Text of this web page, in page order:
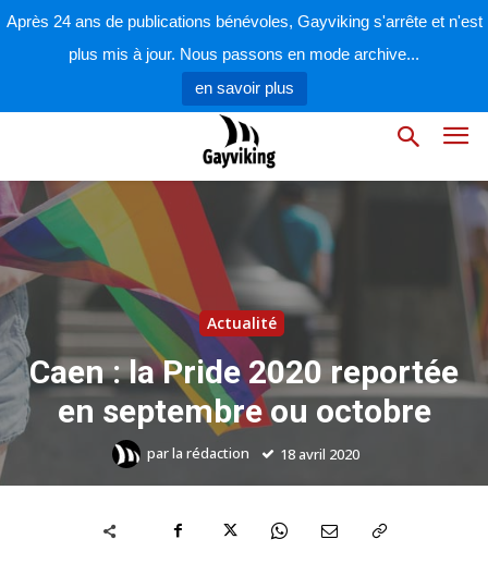
Après 24 ans de publications bénévoles, Gayviking s'arrête et n'est
plus mis à jour. Nous passons en mode archive...
en savoir plus
Actualité
Caen : la Pride 2020 reportée
en septembre ou octobre
parla rédaction 18 avril 2020